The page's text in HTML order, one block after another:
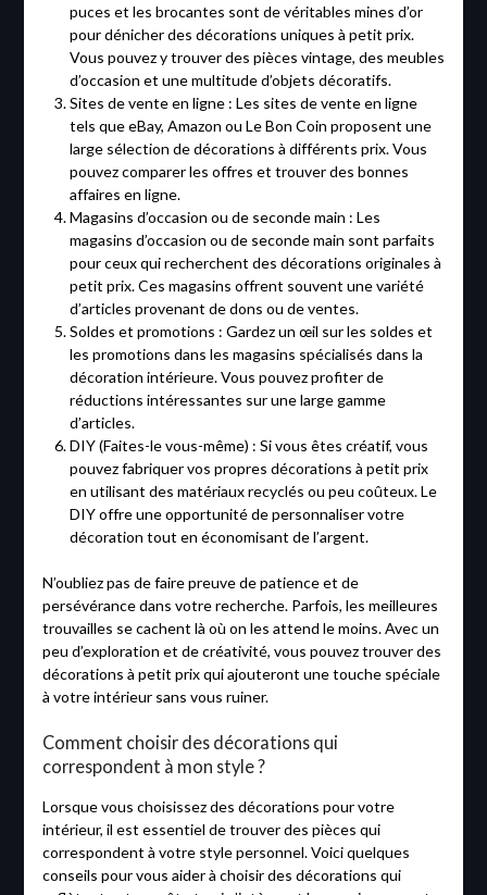
puces et les brocantes sont de véritables mines d’or
pour dénicher des décorations uniques à petit prix.
Vous pouvez y trouver des pièces vintage, des meubles
d’occasion et une multitude d’objets décoratifs.
Sites de vente en ligne : Les sites de vente en ligne
tels que eBay, Amazon ou Le Bon Coin proposent une
large sélection de décorations à différents prix. Vous
pouvez comparer les offres et trouver des bonnes
affaires en ligne.
Magasins d’occasion ou de seconde main : Les
magasins d’occasion ou de seconde main sont parfaits
pour ceux qui recherchent des décorations originales à
petit prix. Ces magasins offrent souvent une variété
d’articles provenant de dons ou de ventes.
Soldes et promotions : Gardez un œil sur les soldes et
les promotions dans les magasins spécialisés dans la
décoration intérieure. Vous pouvez profiter de
réductions intéressantes sur une large gamme
d’articles.
DIY (Faites-le vous-même) : Si vous êtes créatif, vous
pouvez fabriquer vos propres décorations à petit prix
en utilisant des matériaux recyclés ou peu coûteux. Le
DIY offre une opportunité de personnaliser votre
décoration tout en économisant de l’argent.
N’oubliez pas de faire preuve de patience et de
persévérance dans votre recherche. Parfois, les meilleures
trouvailles se cachent là où on les attend le moins. Avec un
peu d’exploration et de créativité, vous pouvez trouver des
décorations à petit prix qui ajouteront une touche spéciale
à votre intérieur sans vous ruiner.
Comment choisir des décorations qui
correspondent à mon style ?
Lorsque vous choisissez des décorations pour votre
intérieur, il est essentiel de trouver des pièces qui
correspondent à votre style personnel. Voici quelques
conseils pour vous aider à choisir des décorations qui